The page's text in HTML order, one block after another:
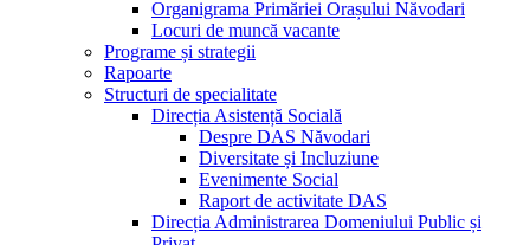
Organigrama Primăriei Orașului Năvodari
Locuri de muncă vacante
Programe și strategii
Rapoarte
Structuri de specialitate
Direcția Asistență Socială
Despre DAS Năvodari
Diversitate și Incluziune
Evenimente Social
Raport de activitate DAS
Direcția Administrarea Domeniului Public și